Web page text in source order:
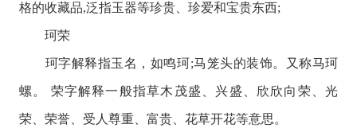
格的收藏品,泛指玉器等珍贵、珍爱和宝贵东西;
珂荣
珂字解释指玉名，如鸣珂;马笼头的装饰。又称马珂
螺。 荣字解释一般指草木茂盛、兴盛、欣欣向荣、光
荣、荣誉、受人尊重、富贵、花草开花等意思。